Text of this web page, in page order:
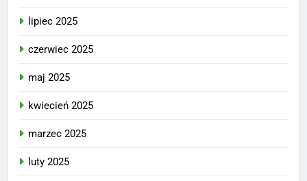
lipiec 2025
czerwiec 2025
maj 2025
kwiecień 2025
marzec 2025
luty 2025